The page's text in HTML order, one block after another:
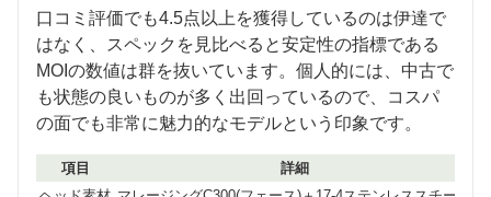
口コミ評価でも4.5点以上を獲得しているのは伊達で
はなく、スペックを見比べると安定性の指標である
MOIの数値は群を抜いています。個人的には、中古で
も状態の良いものが多く出回っているので、コスパ
の面でも非常に魅力的なモデルという印象です。
項目
詳細